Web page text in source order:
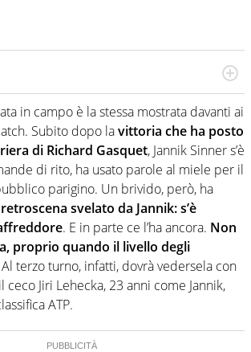
modo di traslare il glossario del calcio in
esperti, lui ne farebbe parte. Non si perde
né gli umori social del mondo delle
in campo è la stessa mostrata davanti ai
Subito dopo lavittoria che ha posto
di Richard Gasquet, Jannik Sinner s’è
di rito, ha usato parole al miele per il
parigino. Un brivido, però, ha
retroscena svelato da Jannik: s’è
. E in parte ce l’ha ancora. Non
proprio quando il livello degli
Al terzo turno, infatti, dovrà vedersela con
Jiri Lehecka, 23 anni come Jannik,
ATP.